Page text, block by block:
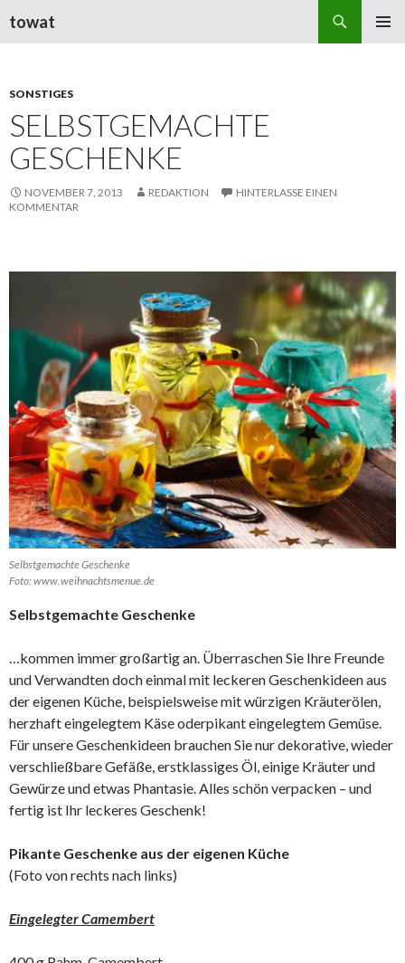
towat
SONSTIGES
SELBSTGEMACHTE
GESCHENKE
NOVEMBER 7, 2013 REDAKTION
HINTERLASSE EINEN
KOMMENTAR
Selbstgemachte Geschenke
Foto: www.weihnachtsmenue.de
Selbstgemachte Geschenke
…kommen immer großartig an. Überraschen Sie Ihre Freunde
und Verwandten doch einmal mit leckeren Geschenkideen aus
der eigenen Küche, beispielsweise mit würzigen Kräuterölen,
herzhaft eingelegtem Käse oderpikant eingelegtem Gemüse.
Für unsere Geschenkideen brauchen Sie nur dekorative, wieder
verschließbare Gefäße, erstklassiges Öl, einige Kräuter und
Gewürze und etwas Phantasie. Alles schön verpacken – und
fertig ist Ihr leckeres Geschenk!
Pikante Geschenke aus der eigenen Küche
(Foto von rechts nach links)
Eingelegter Camembert